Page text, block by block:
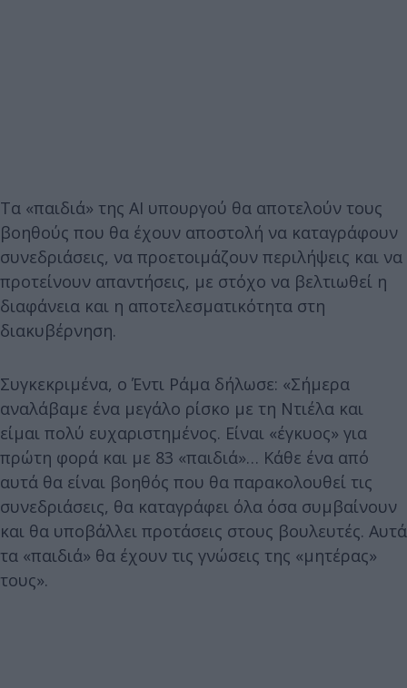
Τα «παιδιά» της AI υπουργού θα αποτελούν τους
βοηθούς που θα έχουν αποστολή να καταγράφουν
συνεδριάσεις, να προετοιμάζουν περιλήψεις και να
προτείνουν απαντήσεις, με στόχο να βελτιωθεί η
διαφάνεια και η αποτελεσματικότητα στη
διακυβέρνηση.
Συγκεκριμένα, ο Έντι Ράμα δήλωσε: «Σήμερα
αναλάβαμε ένα μεγάλο ρίσκο με τη Ντιέλα και
είμαι πολύ ευχαριστημένος. Είναι «έγκυος» για
πρώτη φορά και με 83 «παιδιά»… Κάθε ένα από
αυτά θα είναι βοηθός που θα παρακολουθεί τις
συνεδριάσεις, θα καταγράφει όλα όσα συμβαίνουν
και θα υποβάλλει προτάσεις στους βουλευτές. Αυτά
τα «παιδιά» θα έχουν τις γνώσεις της «μητέρας»
τους».